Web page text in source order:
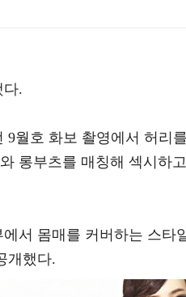
다.
9월호 화보 촬영에서 허리
롱부츠를 매칭해 섹시하
서 몸매를 커버하는 스타
개했다.